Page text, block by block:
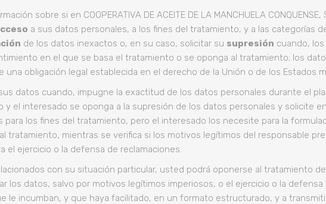
sobre si en COOPERATIVA DE ACEITE DE LA MANCHUELA
a sus datos personales, a los fines del tratamiento, y a las categorías
de los datos inexactos o, en su caso, solicitar su supresión cuando,
en el que se basa el tratamiento o se oponga al tratamiento; los
obligación legal establecida en el derecho de la Unión o de los Estados
datos cuando, impugne la exactitud de los datos personales durante el
el interesado se oponga a la supresión de los datos personales y solicite
los fines del tratamiento, pero el interesado los necesite para la
tratamiento, mientras se verifica si los motivos legítimos del responsable
el ejercicio o la defensa de reclamaciones.
con su situación particular, usted podrá oponerse al tratamiento de
los datos, salvo por motivos legítimos imperiosos, o el ejercicio o la
le incumban, y que haya facilitado, en un formato estructurado, y a